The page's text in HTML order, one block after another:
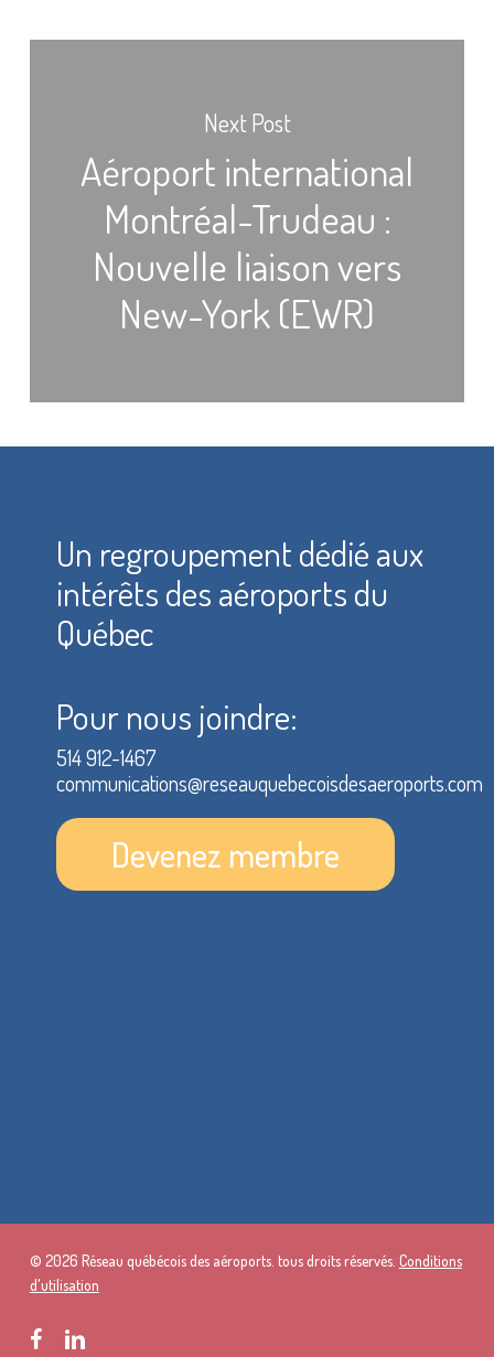
Next Post
Aéroport international
Montréal-Trudeau :
Nouvelle liaison vers
New-York (EWR)
Un regroupement dédié aux
intérêts des aéroports du
Québec
Pour nous joindre:
514 912-1467
communications@reseauquebecoisdesaeroports.com
Devenez membre
© 2026 Réseau québécois des aéroports. tous droits réservés. Conditions
d'utilisation
facebooklinkedin